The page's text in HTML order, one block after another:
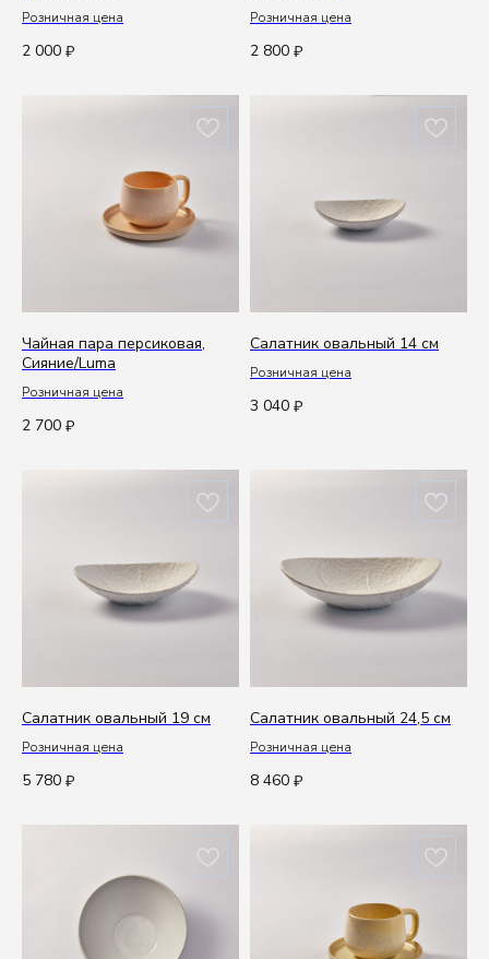
Розничная цена
2 000 ₽
Розничная цена
2 800 ₽
Чайная пара персиковая,
Сияние/Luma
Розничная цена
2 700 ₽
Салатник овальный 14 см
Розничная цена
3 040 ₽
Салатник овальный 19 см
Розничная цена
5 780 ₽
Салатник овальный 24,5 см
Розничная цена
8 460 ₽